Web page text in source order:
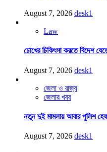
August 7, 2026 desk1
Law
চোখের চিকিৎসা করতে বিদেশ
August 7, 2026 desk1
জেলা ও রাজ্য
জেলার খবর
নতুন দুই মামলায় আবার পুলিশ
August 7, 2026 desk1